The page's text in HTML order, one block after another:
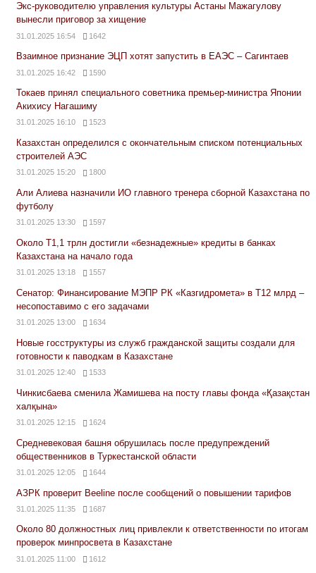
Экс-руководителю управления культуры Астаны Мажагулову
вынесли приговор за хищение
31.01.2025 16:54 1642
Взаимное признание ЭЦП хотят запустить в ЕАЭС – Сагинтаев
31.01.2025 16:42 1590
Токаев принял специального советника премьер-министра Японии
Акихису Нагашиму
31.01.2025 16:10 1523
Казахстан определился с окончательным списком потенциальных
строителей АЭС
31.01.2025 15:20 1800
Али Алиева назначили ИО главного тренера сборной Казахстана по
футболу
31.01.2025 13:30 1597
Около Т1,1 трлн достигли «безнадежные» кредиты в банках
Казахстана на начало года
31.01.2025 13:18 1557
Сенатор: Финансирование МЭПР РК «Казгидромета» в Т12 млрд –
несопоставимо с его задачами
31.01.2025 13:00 1634
Новые госструктуры из служб гражданской защиты создали для
готовности к паводкам в Казахстане
31.01.2025 12:40 1533
Чинкисбаева сменила Жамишева на посту главы фонда «Қазақстан
халқына»
31.01.2025 12:15 1624
Средневековая башня обрушилась после предупреждений
общественников в Туркестанской области
31.01.2025 12:05 1644
АЗРК проверит Beeline после сообщений о повышении тарифов
31.01.2025 11:35 1687
Около 80 должностных лиц привлекли к ответственности по итогам
проверок минпросвета в Казахстане
31.01.2025 11:00 1612